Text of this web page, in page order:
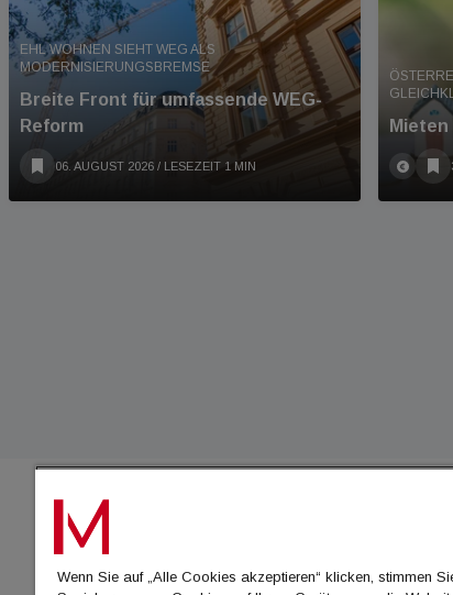
EHL WOHNEN SIEHT WEG ALS
MODERNISIERUNGSBREMSE
Breite Front für umfassende WEG-
Reform
06. AUGUST 2026 / LESEZEIT 1 MIN
Wenn Sie auf „Alle Cookies akzeptieren“ klicken, stimmen